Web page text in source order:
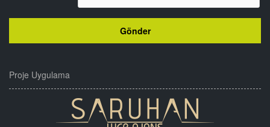
Proje Uygulama